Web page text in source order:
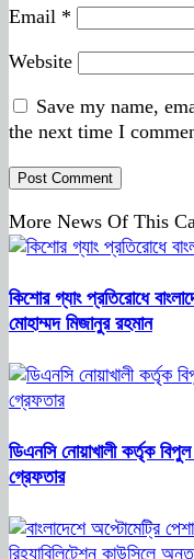
Email *
Website
Save my name,
the next time I
More News Of This
কিশোর গ্যাং প্রতিরোধে
মোহাম্মদ মিজানুর রহমান
ডিএনসি নোয়াখালী কর্তৃক
গ্রেফতার